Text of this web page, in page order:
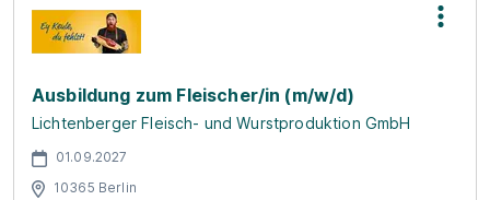
Ausbildung zum Fleischer/in (m/w/d)
Lichtenberger Fleisch- und Wurstproduktion GmbH
01.09.2027
10365 Berlin